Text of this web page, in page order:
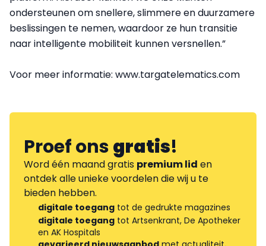
ondersteunen om snellere, slimmere en duurzamere
beslissingen te nemen, waardoor ze hun transitie
naar intelligente mobiliteit kunnen versnellen.”
Voor meer informatie: www.targatelematics.com
Proef onsgratis!
Word één maand gratis premium lid en
ontdek alle unieke voordelen die wij u te
bieden hebben.
digitale toegang tot de gedrukte magazines
digitale toegang tot Artsenkrant, De Apotheker
en AK Hospitals